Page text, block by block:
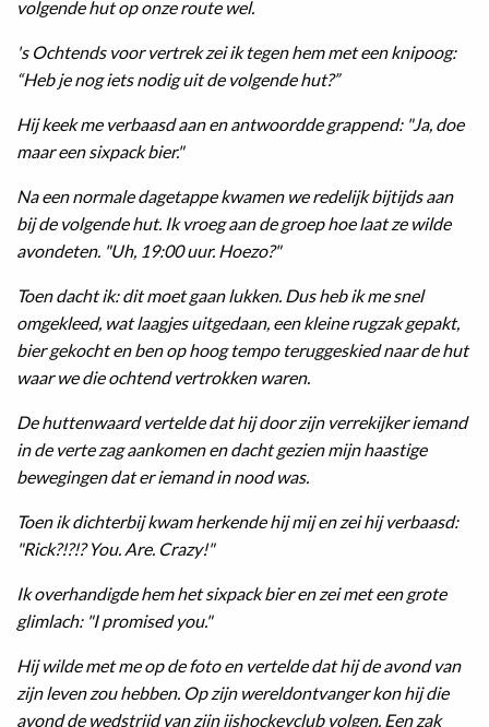
volgende hut op onze route wel.
's Ochtends voor vertrek zei ik tegen hem met een knipoog:
“Heb je nog iets nodig uit de volgende hut?”
Hij keek me verbaasd aan en antwoordde grappend: "Ja, doe
maar een sixpack bier."
Na een normale dagetappe kwamen we redelijk bijtijds aan
bij de volgende hut. Ik vroeg aan de groep hoe laat ze wilde
avondeten. "Uh, 19:00 uur. Hoezo?"
Toen dacht ik: dit moet gaan lukken. Dus heb ik me snel
omgekleed, wat laagjes uitgedaan, een kleine rugzak gepakt,
bier gekocht en ben op hoog tempo teruggeskied naar de hut
waar we die ochtend vertrokken waren.
De huttenwaard vertelde dat hij door zijn verrekijker iemand
in de verte zag aankomen en dacht gezien mijn haastige
bewegingen dat er iemand in nood was.
Toen ik dichterbij kwam herkende hij mij en zei hij verbaasd:
"Rick?!?!? You. Are. Crazy!"
Ik overhandigde hem het sixpack bier en zei met een grote
glimlach: "I promised you."
Hij wilde met me op de foto en vertelde dat hij de avond van
zijn leven zou hebben. Op zijn wereldontvanger kon hij die
avond de wedstrijd van zijn ijshockeyclub volgen. Een zak